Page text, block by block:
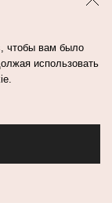
чтобы вам было
использовать